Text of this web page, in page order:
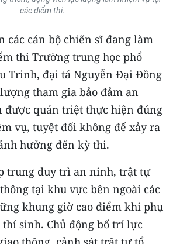
các điểm thi.
các cán bộ chiến sĩ đang làm
thi Trường trung học phổ
Trinh, đại tá Nguyễn Đại Đồng
tham gia bảo đảm an
được quán triệt thực hiện đúng
vụ, tuyệt đối không để xảy ra
hưởng đến kỳ thi.
trung duy trì an ninh, trật tự
tại khu vực bên ngoài các
khung giờ cao điểm khi phụ
sinh. Chủ động bố trí lực